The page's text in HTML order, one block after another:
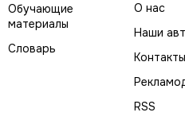
Обучающие
материалы
Словарь
О нас
Наши
Контакты
RSS